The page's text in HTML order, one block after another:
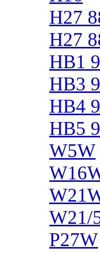
H27
H27
HB1
HB3
HB4
HB5
W5W
W21/
P27W